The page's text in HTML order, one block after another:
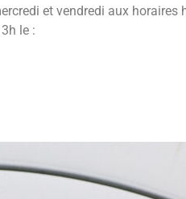
et vendredi aux
le :